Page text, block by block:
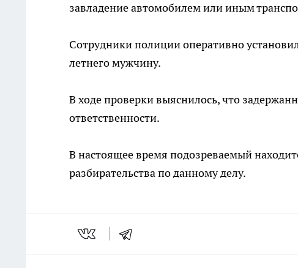
завладение автомобилем или иным
Сотрудники полиции оперативно
летнего мужчину.
В ходе проверки выяснилось, что
ответственности.
В настоящее время подозреваемый
разбирательства по данному делу.